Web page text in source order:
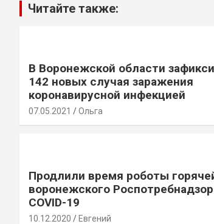
Читайте также:
В Воронежской области
142 новых случая заражения
коронавирусной инфекцией
07.05.2021 Ольга
Продлили время роботы
воронежского
COVID-19
10.12.2020 Евгений